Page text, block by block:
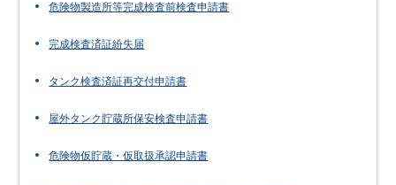
危険物製造所等完成検査前検査申請書
完成検査済証紛失届
タンク検査済証再交付申請書
屋外タンク貯蔵所保安検査申請書
危険物仮貯蔵・仮取扱承認申請書